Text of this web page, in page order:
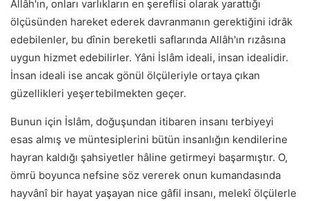
Allâh'ın, onları varlıkların en şereflisi olarak yarattığı
ölçüsünden hareket ederek davranmanın gerektiğini idrâk
edebilenler, bu dînin bereketli saflarında Allâh'ın rızâsına
uygun hizmet edebilirler. Yâni İslâm ideali, insan idealidir.
İnsan ideali ise ancak gönül ölçüleriyle ortaya çıkan
güzellikleri yeşertebilmekten geçer.
Bunun için İslâm, doğuşundan itibaren insanı terbiyeyi
esas almış ve müntesiplerini bütün insanlığın kendilerine
hayran kaldığı şahsiyetler hâline getirmeyi başarmıştır. O,
ömrü boyunca nefsine söz vererek onun kumandasında
hayvânî bir hayat yaşayan nice gâfil insanı, melekî ölçülerle